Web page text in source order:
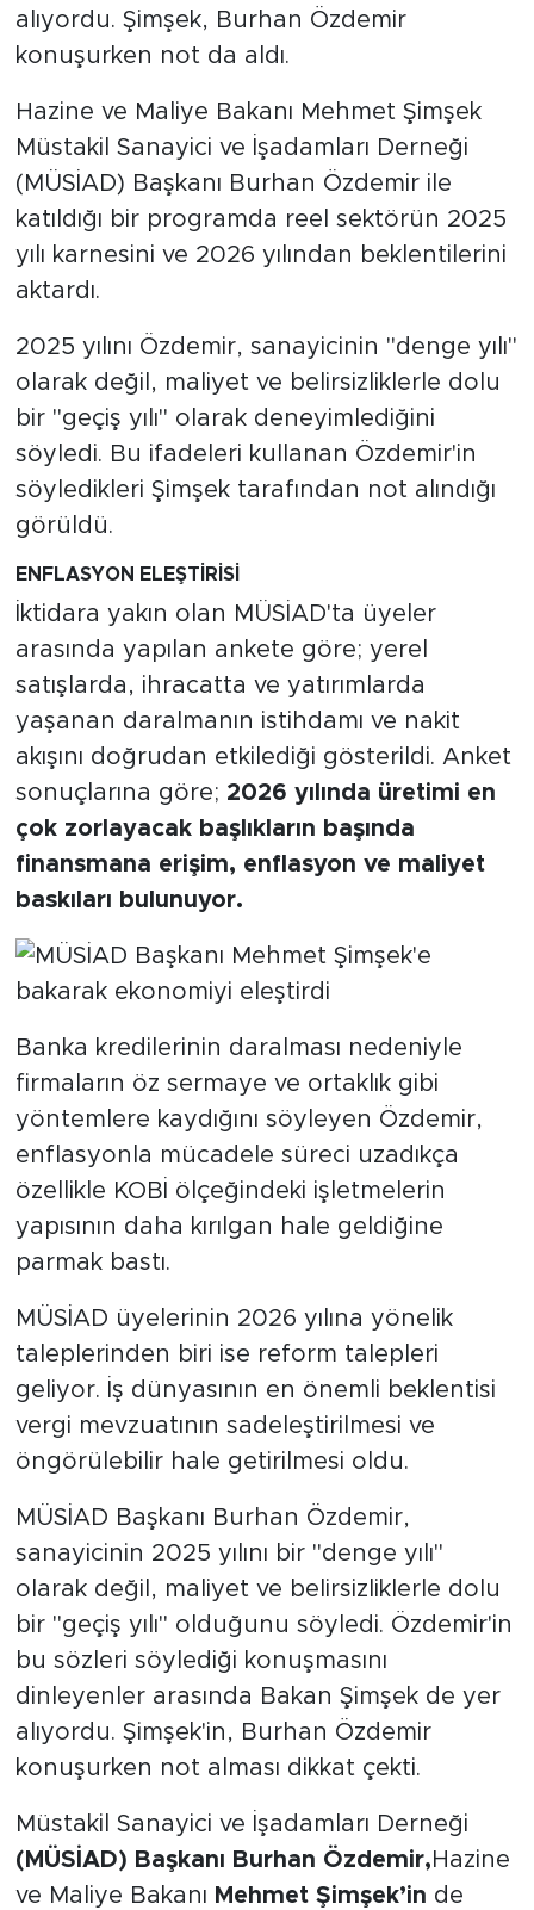
alıyordu. Şimşek, Burhan Özdemir
konuşurken not da aldı.
Hazine ve Maliye Bakanı Mehmet Şimşek
Müstakil Sanayici ve İşadamları Derneği
(MÜSİAD) Başkanı Burhan Özdemir ile
katıldığı bir programda reel sektörün 2025
yılı karnesini ve 2026 yılından beklentilerini
aktardı.
2025 yılını Özdemir, sanayicinin "denge yılı"
olarak değil, maliyet ve belirsizliklerle dolu
bir "geçiş yılı" olarak deneyimlediğini
söyledi. Bu ifadeleri kullanan Özdemir'in
söyledikleri Şimşek tarafından not alındığı
görüldü.
ENFLASYON ELEŞTİRİSİ
İktidara yakın olan MÜSİAD'ta üyeler
arasında yapılan ankete göre; yerel
satışlarda, ihracatta ve yatırımlarda
yaşanan daralmanın istihdamı ve nakit
akışını doğrudan etkilediği gösterildi. Anket
sonuçlarına göre; 2026 yılında üretimi en
çok zorlayacak başlıkların başında
finansmana erişim, enflasyon ve maliyet
baskıları bulunuyor.
Banka kredilerinin daralması nedeniyle
firmaların öz sermaye ve ortaklık gibi
yöntemlere kaydığını söyleyen Özdemir,
enflasyonla mücadele süreci uzadıkça
özellikle KOBİ ölçeğindeki işletmelerin
yapısının daha kırılgan hale geldiğine
parmak bastı.
MÜSİAD üyelerinin 2026 yılına yönelik
taleplerinden biri ise reform talepleri
geliyor. İş dünyasının en önemli beklentisi
vergi mevzuatının sadeleştirilmesi ve
öngörülebilir hale getirilmesi oldu.
MÜSİAD Başkanı Burhan Özdemir,
sanayicinin 2025 yılını bir "denge yılı"
olarak değil, maliyet ve belirsizliklerle dolu
bir "geçiş yılı" olduğunu söyledi. Özdemir'in
bu sözleri söylediği konuşmasını
dinleyenler arasında Bakan Şimşek de yer
alıyordu. Şimşek'in, Burhan Özdemir
konuşurken not alması dikkat çekti.
Müstakil Sanayici ve İşadamları Derneği
(MÜSİAD) Başkanı Burhan Özdemir, Hazine
ve Maliye Bakanı Mehmet Şimşek’in de
TARİHTEN GÜNÜMÜZE
TARİH
KADIN
SAĞLIK
SİYASET
FOTO GALERİ
VİDEOLAR
ALINTI YAZARLAR
SOSYAL MEDYA